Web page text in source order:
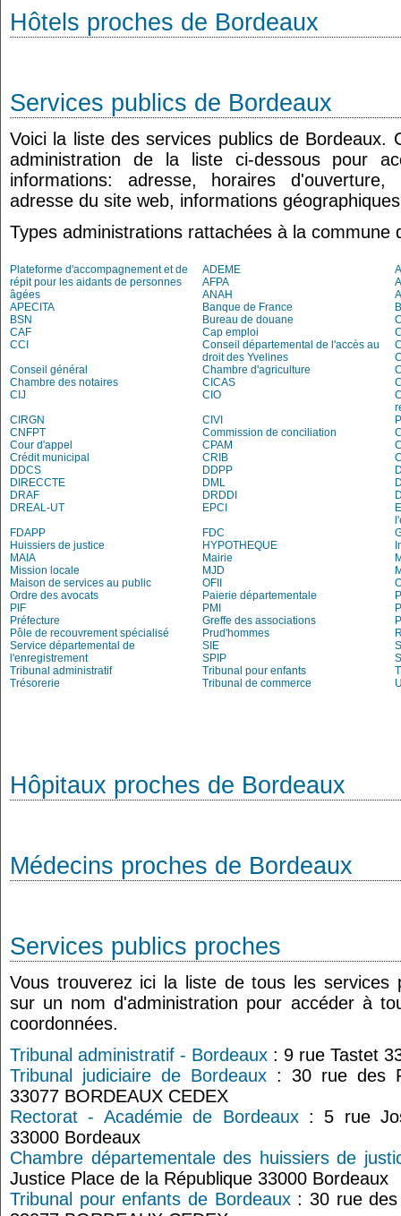
Hôtels proches de Bordeaux
Services publics de Bordeaux
Voici la liste des services publics de Bordeaux.
administration de la liste ci-dessous pour
informations: adresse, horaires
adresse du site web, informations
Types administrations rattachées à la commune
Plateforme d'accompagnement et de
répit pour les aidants de personnes
âgées
ADEME
AFPA
ANAH
APECITA
Banque de France
BSN
Bureau de douane
CAF
Cap emploi
CCI
Conseil départemental de l'accès au
droit des Yvelines
Conseil général
Chambre d'agriculture
Chambre des notaires
CICAS
CIJ
CIO
CIRGN
CIVI
CNFPT
Commission de conciliation
Cour d'appel
CPAM
Crédit municipal
CRIB
DDCS
DDPP
DIRECCTE
DML
DRAF
DRDDI
DREAL-UT
EPCI
FDAPP
FDC
Huissiers de justice
HYPOTHEQUE
MAIA
Mairie
Mission locale
MJD
Maison de services au public
OFII
Ordre des avocats
Paierie départementale
PIF
PMI
Préfecture
Greffe des associations
Pôle de recouvrement spécialisé
Prud'hommes
Service départemental de
l'enregistrement
SIE
SPIP
Tribunal administratif
Tribunal pour enfants
Trésorerie
Tribunal de commerce
Hôpitaux proches de Bordeaux
Médecins proches de Bordeaux
Services publics proches
Vous trouverez ici la liste de tous les services
sur un nom d'administration pour accéder à
coordonnées.
Tribunal administratif - Bordeaux : 9 rue Tastet
Tribunal judiciaire de Bordeaux : 30 rue des
33077 BORDEAUX CEDEX
Rectorat - Académie de Bordeaux: 5 rue
33000 Bordeaux
Chambre départementale des huissiers de
Justice Place de la République 33000 Bordeaux
Tribunal pour enfants de Bordeaux: 30 rue des